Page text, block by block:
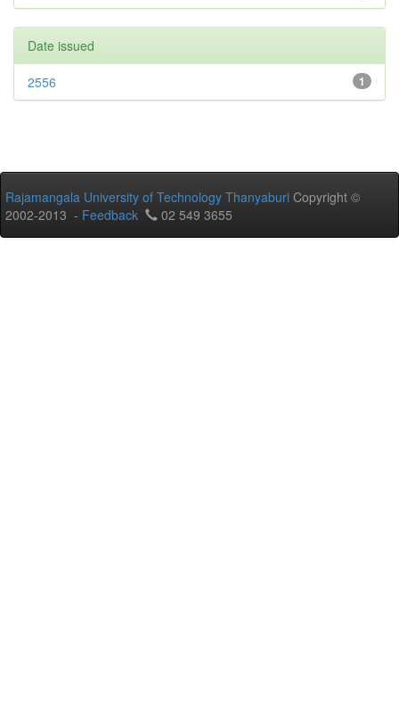
Date issued
1
2556
Rajamangala University of Technology Thanyaburi Copyright ©
2002-2013 - Feedback 02 549 3655